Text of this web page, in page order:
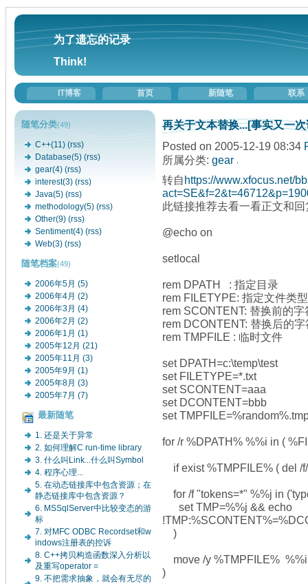
为了遗忘的记录
Think!
IT博客 首页 新随笔 联系
随笔分类(49)
C++(11) (rss)
Database(5) (rss)
gear(4) (rss)
interest(3) (rss)
Java(5) (rss)
methodology(5) (rss)
Other(9) (rss)
Sentiment(4) (rss)
Web(3) (rss)
随笔档案(49)
2006年5月 (5)
2006年4月 (2)
2006年3月 (4)
2006年2月 (2)
2006年1月 (1)
2005年12月 (21)
2005年11月 (3)
2005年9月 (1)
2005年8月 (3)
2005年7月 (7)
最新随笔
1. 还是关于异常
2. 如何理解C run-time library
3. 什么叫Link...什么叫Symbol
4. 程序心理...
5. 在动态链接库中包含资源；在
静态链接库中包含资源？
6. MSSqlServer中比较变态的游
标
7. 对MFC ODBC Recordset和w
indows注册表的控诉
8. C++拷贝构造函数深入分析以
及重写operator =
9. 不把需求抽象，就会有无尽的
再关于文本替换...[事实又一
Posted on 2005-12-19 08:34
所属分类: gear
转自https://www.xfocus.net/
此链接推荐去看一看正文和回
@echo on
setlocal
rem DPATH : 指定目录
rem FILETYPE: 指定文件类型
rem SCONTENT: 替换前的字
rem DCONTENT: 替换后的字
rem TMPFILE : 临时文件
set DPATH=c:\temp\test
set FILETYPE=*.txt
set SCONTENT=aaa
set DCONTENT=bbb
set
for /r %DPATH% %%i in (
if exist %TMPFILE% ( del /
for /f "tokens=*" %%j in
set TMP=%%j && echo
)
move /y %TMPFILE% %%i
)